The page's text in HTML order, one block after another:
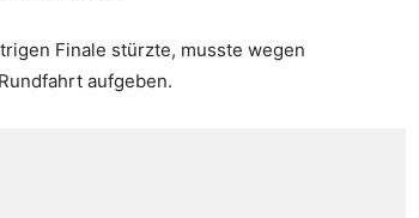
Finale stürzte, musste wegen
aufgeben.